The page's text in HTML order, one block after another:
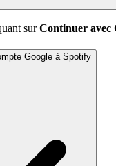
surContinuer avec
Google à Spotify